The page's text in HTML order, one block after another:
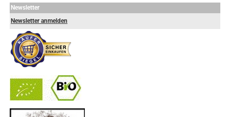
Newsletter
Newsletter anmelden